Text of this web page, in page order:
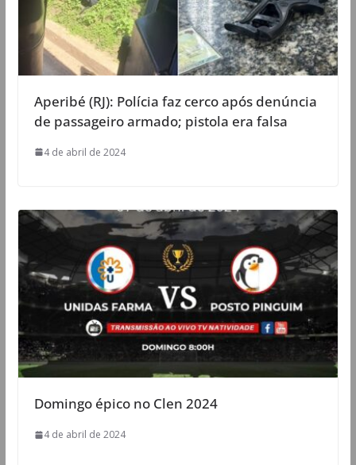
Aperibé (RJ): Polícia faz cerco após denúncia
de passageiro armado; pistola era falsa
4 de abril de 2024
Domingo épico no Clen 2024
4 de abril de 2024